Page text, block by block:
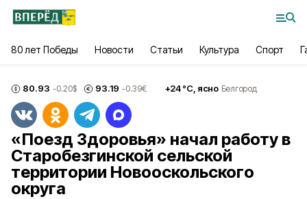
80 лет Победы Новости Статьи Культура Спорт
80.93 -0.20$ 93.19 -0.39€ +24°С, ясно Белгород
«Поезд Здоровья» начал работу в
Старобезгинской сельской
территории Новооскольского
округа